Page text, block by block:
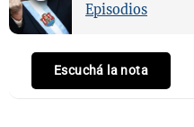
Episodios
Escuchá la nota